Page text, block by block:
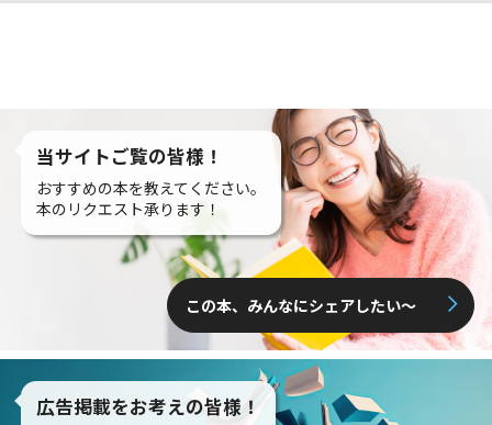
当サイトご覧の皆様！
おすすめの本を教えてください。
本のリクエスト承ります！
この本、みんなにシェアしたい〜
広告掲載をお考えの皆様！